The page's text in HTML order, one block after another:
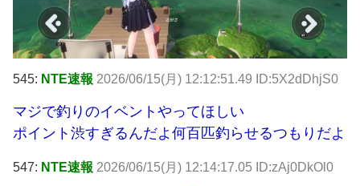
545: NTE速報 2026/06/15(月) 12:12:51.49 ID:5X2dDhjS0
マジで釣りのイベントやってほしい
ポイント渋すぎるんだよ何百匹釣らせるつもりだよ
547: NTE速報 2026/06/15(月) 12:14:17.05 ID:zAj0DkOl0